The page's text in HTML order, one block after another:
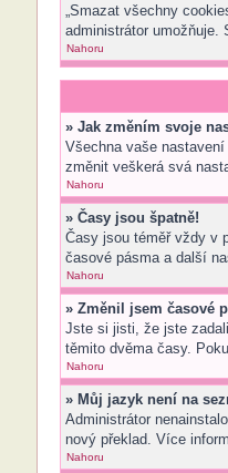
„Smazat všechny
administrátor umožňuje.
Nahoru
» Jak změním svoje
Všechna vaše
změnit veškerá svá
Nahoru
» Časy jsou špatně!
Časy jsou téměř vždy v
časové pásma a další
Nahoru
» Změnil jsem časové
Jste si jisti, že jste
těmito dvěma časy.
Nahoru
» Můj jazyk není na
Administrátor
nový překlad. Více
Nahoru